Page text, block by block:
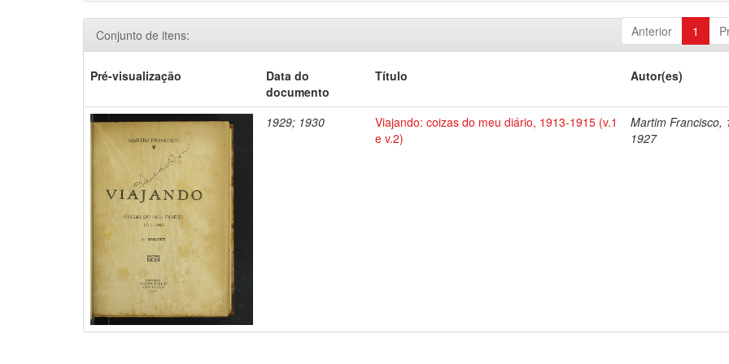
Anterior 1
Conjunto de itens:
Pré-visualização
Data do
documento
Título Autor(es)
1929; 1930
Viajando: coizas do meu diário, 1913-1915 (v.1
e v.2)
Martim Francisco,
1927